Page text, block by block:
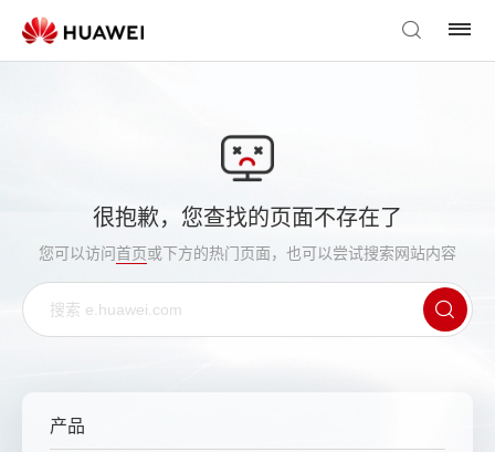
很抱歉，您查找的页面不存在了
您可以访问首页或下方的热门页面，也可以尝试搜索网站内容
产品